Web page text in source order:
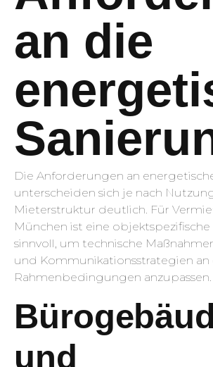
an die
Die Anforderungen an
unterscheiden sich je nach
Mieterstruktur deutlich. Für
München ist eine
sinnvoll, um technische
und Kommunikationsstrategien
Rahmenbedingungen anzupassen.
und